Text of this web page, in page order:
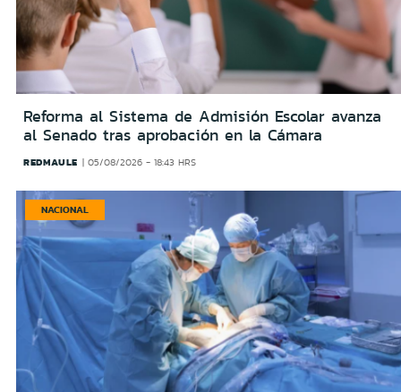
Reforma al Sistema de Admisión Escolar avanza
al Senado tras aprobación en la Cámara
REDMAULE 05/08/2026 - 18:43 HRS
NACIONAL